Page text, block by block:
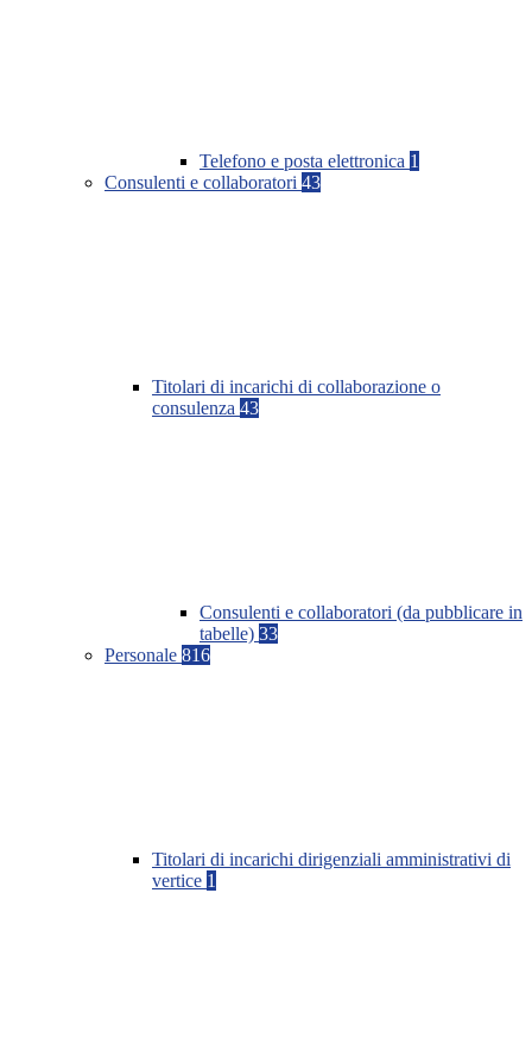
Telefono e posta elettronica 1
Consulenti e collaboratori 43
Titolari di incarichi di collaborazione o
consulenza 43
Consulenti e collaboratori (da pubblicare in
tabelle) 33
Personale 816
Titolari di incarichi dirigenziali amministrativi di
vertice 1